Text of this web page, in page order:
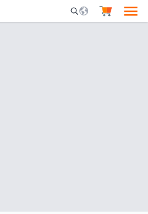
Mobile Search